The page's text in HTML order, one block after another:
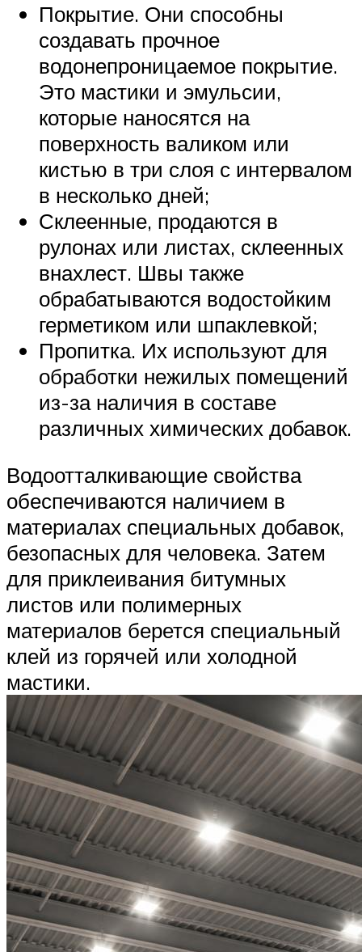
Покрытие. Они способны
создавать прочное
водонепроницаемое покрытие.
Это мастики и эмульсии,
которые наносятся на
поверхность валиком или
кистью в три слоя с интервалом
в несколько дней;
Склеенные, продаются в
рулонах или листах, склеенных
внахлест. Швы также
обрабатываются водостойким
герметиком или шпаклевкой;
Пропитка. Их используют для
обработки нежилых помещений
из-за наличия в составе
различных химических добавок.
Водоотталкивающие свойства
обеспечиваются наличием в
материалах специальных добавок,
безопасных для человека. Затем
для приклеивания битумных
листов или полимерных
материалов берется специальный
клей из горячей или холодной
мастики.